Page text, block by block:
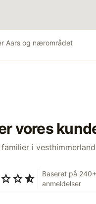
Aars og nærområdet
vores
i
starstarstar_half
Baseret på 240+
anmeldelser